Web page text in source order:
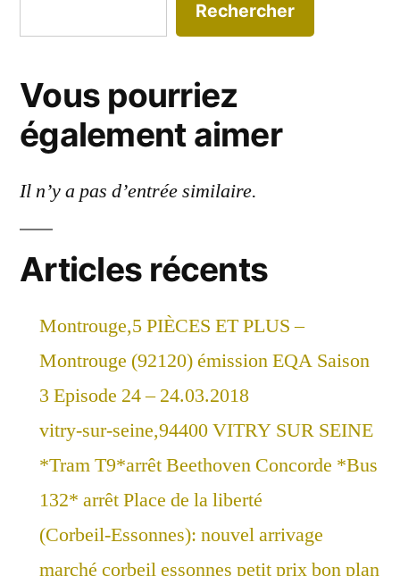
Rechercher
Vous pourriez
également aimer
Il n’y a pas d’entrée similaire.
Articles récents
Montrouge,5 PIÈCES ET PLUS –
Montrouge (92120) émission EQA Saison
3 Episode 24 – 24.03.2018
vitry-sur-seine,94400 VITRY SUR SEINE
*Tram T9*arrêt Beethoven Concorde *Bus
132* arrêt Place de la liberté
(Corbeil-Essonnes): nouvel arrivage
marché corbeil essonnes petit prix bon plan